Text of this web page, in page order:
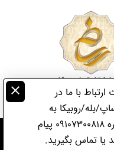
به کیوسکدیا تعلق دارد
close
با ما در
بله/روبیکا به
شماره 09107300818 پیام
یا تماس بگیرید.